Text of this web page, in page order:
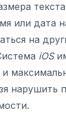
или дата
на
iOS
нарушить